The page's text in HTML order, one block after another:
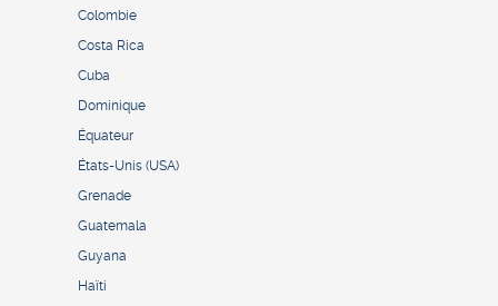
Colombie
Costa Rica
Cuba
Dominique
Équateur
États-Unis (USA)
Grenade
Guatemala
Guyana
Haïti